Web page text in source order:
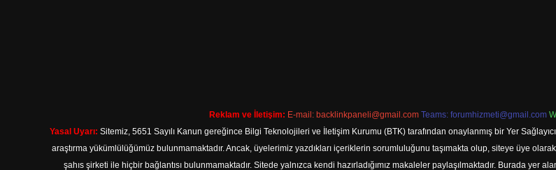
Reklam ve İletişim: E-mail: backlinkpaneli@gmail.com Teams: forumhizmeti@gmail.com
Yasal Uyarı: Sitemiz, 5651 Sayılı Kanun gereğince Bilgi Teknolojileri ve İletişim Kurumu (BTK) tarafından onaylanmış bir Yer
araştırma yükümlülüğümüz bulunmamaktadır. Ancak, üyelerimiz yazdıkları içeriklerin sorumluluğunu taşımakta olup, siteye üye
şahıs şirketi ile hiçbir bağlantısı bulunmamaktadır. Sitede yalnızca kendi hazırladığımız makaleler paylaşılmaktadır. Burada